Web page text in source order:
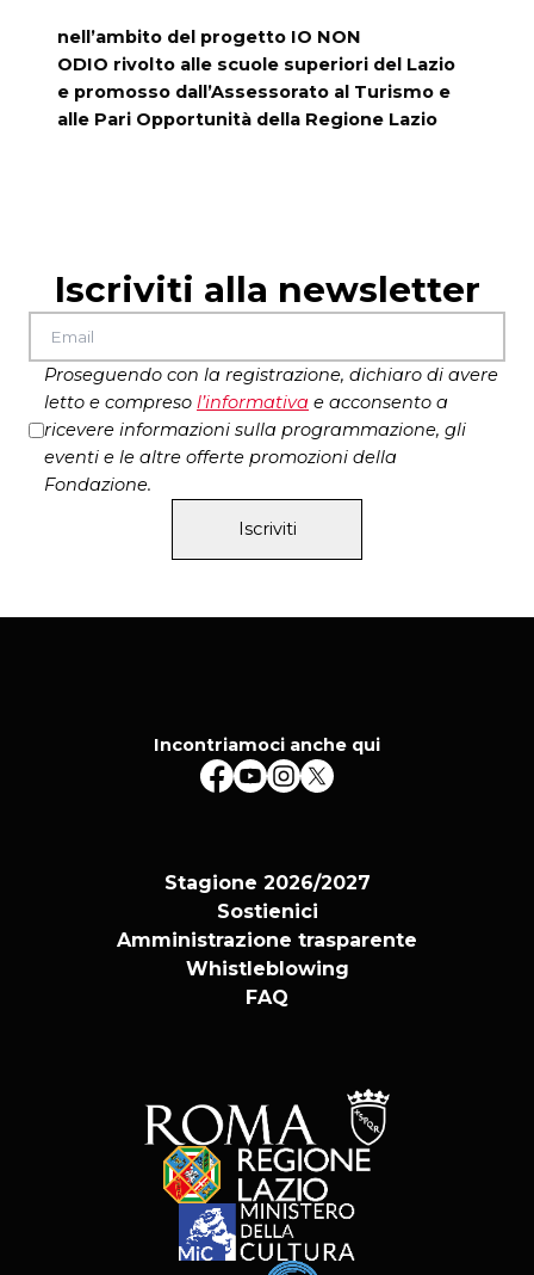
nell’ambito del progetto IO NON
ODIO rivolto alle scuole superiori del Lazio
e promosso dall’Assessorato al Turismo e
alle Pari Opportunità della Regione Lazio
Iscriviti alla newsletter
Proseguendo con la registrazione, dichiaro di avere
letto e compreso l’informativa e acconsento a
ricevere informazioni sulla programmazione, gli
eventi e le altre offerte promozioni della
Fondazione.
Iscriviti
Incontriamoci anche qui
Stagione 2026/2027
Sostienici
Amministrazione trasparente
Whistleblowing
FAQ